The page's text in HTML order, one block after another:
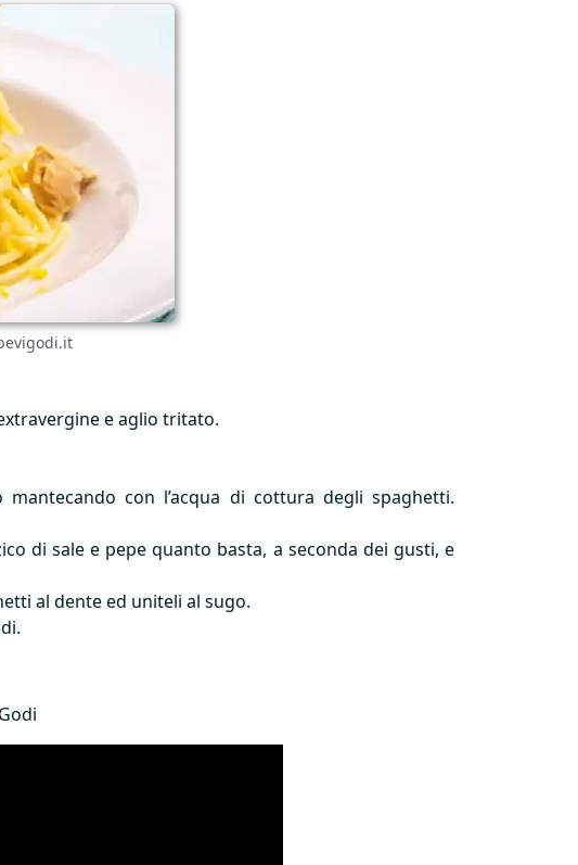
e aglio tritato.
con l’acqua di cottura degli spaghetti.
di sale e pepe quanto basta, a seconda dei gusti, e
al dente ed uniteli al sugo.